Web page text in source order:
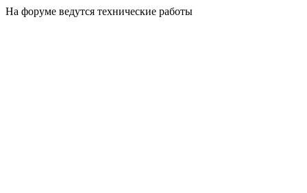
На форуме ведутся технические работы